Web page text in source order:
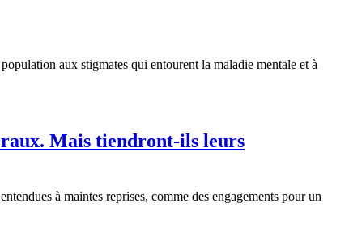
aux stigmates qui entourent la maladie mentale et à
Mais tiendront-ils leurs
à maintes reprises, comme des engagements pour un